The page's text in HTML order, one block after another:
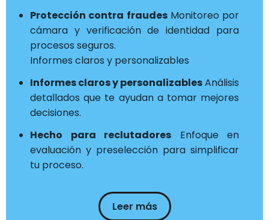
Protección contra fraudesMonitoreo por
cámara y verificación de identidad para
procesos seguros.
Informes claros y personalizables
Informes claros y personalizablesAnálisis
detallados que te ayudan a tomar mejores
decisiones.
Hecho para reclutadores Enfoque en
evaluación y preselección para simplificar
tu proceso.
Leer más